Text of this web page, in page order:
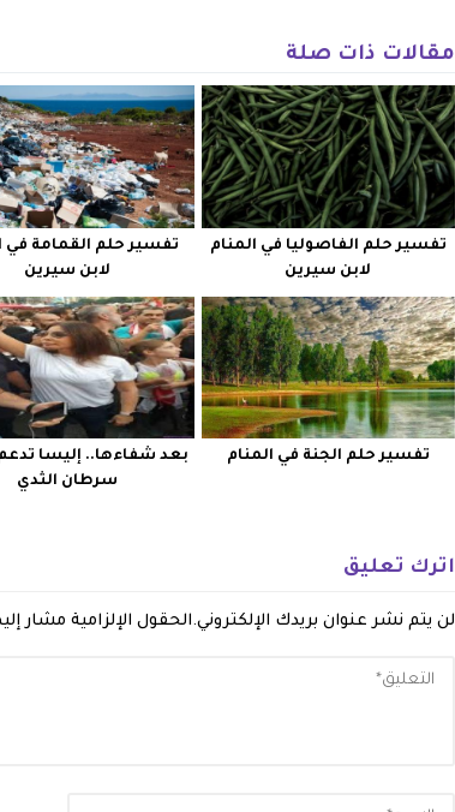
مقالات ذات صلة
تفسير حلم الفاصوليا في المنام
لابن سيرين
تفسير حلم القمامة في
لابن سيرين
تفسير حلم الجنة في المنام
بعد شفاءها.. إليسا
سرطان الثدي
اترك تعليق
لن يتم نشر عنوان بريدك الإلكتروني.الحقول الإلزامية مشار